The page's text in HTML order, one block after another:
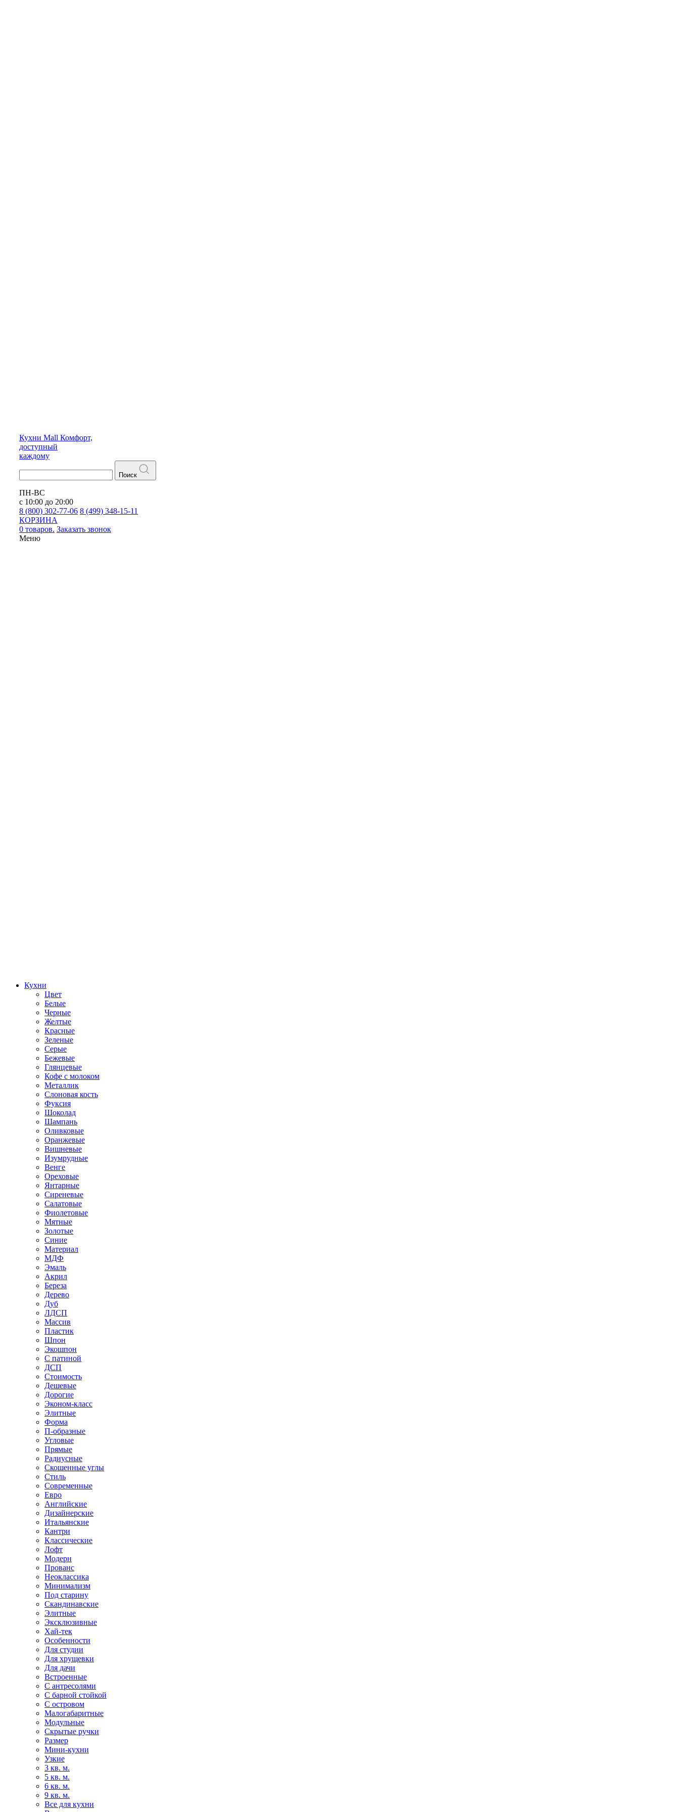
Кухни Mall Комфорт,
доступный
каждому
Поиск
ПН-ВС
с 10:00 до 20:00
8 (800) 302-77-06 8 (499) 348-15-11
КОРЗИНА
0 товаров. Заказать звонок
Меню
Кухни
Цвет
Белые
Черные
Желтые
Красные
Зеленые
Серые
Бежевые
Глянцевые
Кофе с молоком
Металлик
Слоновая кость
Фуксия
Шоколад
Шампань
Оливковые
Оранжевые
Вишневые
Изумрудные
Венге
Ореховые
Янтарные
Сиреневые
Салатовые
Фиолетовые
Мятные
Золотые
Синие
Материал
МДФ
Эмаль
Акрил
Береза
Дерево
Дуб
ЛДСП
Массив
Пластик
Шпон
Экошпон
С патиной
ДСП
Стоимость
Дешевые
Дорогие
Эконом-класс
Элитные
Форма
П-образные
Угловые
Прямые
Радиусные
Скошенные углы
Стиль
Современные
Евро
Английские
Дизайнерские
Итальянские
Кантри
Классические
Лофт
Модерн
Прованс
Неоклассика
Минимализм
Под старину
Скандинавские
Элитные
Эксклюзивные
Хай-тек
Особенности
Для студии
Для хрущевки
Для дачи
Встроенные
С антресолями
С барной стойкой
С островом
Малогабаритные
Модульные
Скрытые ручки
Размер
Мини-кухни
Узкие
3 кв. м.
5 кв. м.
6 кв. м.
9 кв. м.
Все для кухни